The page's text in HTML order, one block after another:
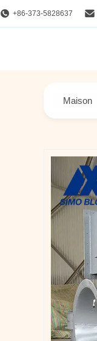
+86-373-5828637
Maison